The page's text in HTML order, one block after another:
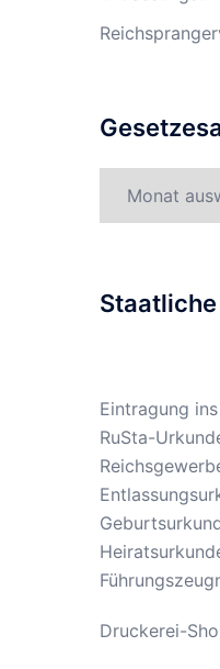
Eintragung
RuSta-
Druckerei-